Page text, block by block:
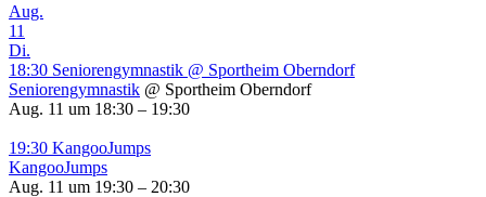
Aug.
11
Di.
18:30 Seniorengymnastik @ Sportheim Oberndorf
Seniorengymnastik @ Sportheim Oberndorf
Aug. 11 um 18:30 – 19:30
19:30 KangooJumps
KangooJumps
Aug. 11 um 19:30 – 20:30